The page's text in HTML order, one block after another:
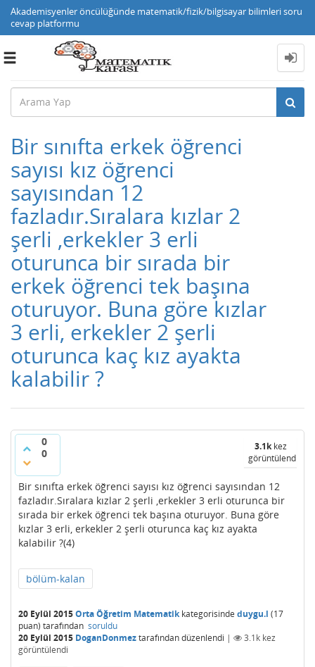
Akademisyenler öncülüğünde matematik/fizik/bilgisayar bilimleri soru
cevap platformu
Toggle
Bir sınıfta erkek öğrenci
sayısı kız öğrenci
sayısından 12
fazladır.Sıralara kızlar 2
şerli ,erkekler 3 erli
oturunca bir sırada bir
erkek öğrenci tek başına
oturuyor. Buna göre kızlar
3 erli, erkekler 2 şerli
oturunca kaç kız ayakta
kalabilir ?
0
0
3.1kkez
görüntülendi
Bir sınıfta erkek öğrenci sayısı kız öğrenci sayısından 12
fazladır.Sıralara kızlar 2 şerli ,erkekler 3 erli oturunca bir
sırada bir erkek öğrenci tek başına oturuyor. Buna göre
kızlar 3 erli, erkekler 2 şerli oturunca kaç kız ayakta
kalabilir ?(4)
bölüm-kalan
20 Eylül 2015Orta Öğretim Matematikkategorisinde duygu.l (17
puan) tarafından soruldu
20 Eylül 2015 DoganDonmeztarafındandüzenlendi | 3.1k kez
görüntülendi